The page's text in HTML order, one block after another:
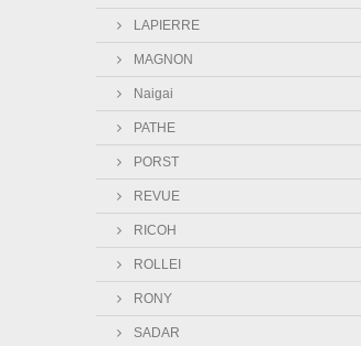
LAPIERRE
MAGNON
Naigai
PATHE
PORST
REVUE
RICOH
ROLLEI
RONY
SADAR